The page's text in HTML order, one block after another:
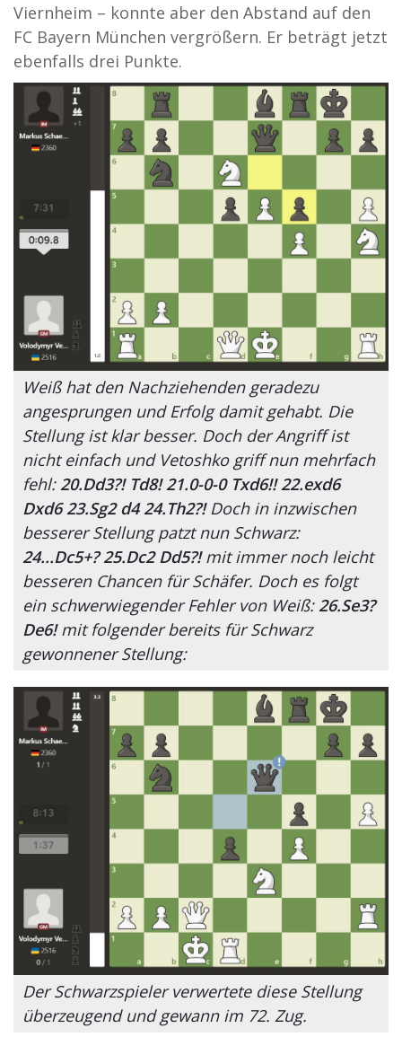
Viernheim – konnte aber den Abstand auf den
FC Bayern München vergrößern. Er beträgt jetzt
ebenfalls drei Punkte.
Weiß hat den Nachziehenden geradezu
angesprungen und Erfolg damit gehabt. Die
Stellung ist klar besser. Doch der Angriff ist
nicht einfach und Vetoshko griff nun mehrfach
fehl: 20.Dd3?! Td8! 21.0-0-0 Txd6!! 22.exd6
Dxd6 23.Sg2 d4 24.Th2?!Doch in inzwischen
besserer Stellung patzt nun Schwarz:
24...Dc5+? 25.Dc2 Dd5?!mit immer noch leicht
besseren Chancen für Schäfer. Doch es folgt
ein schwerwiegender Fehler von Weiß: 26.Se3?
De6!mit folgender bereits für Schwarz
gewonnener Stellung:
Der Schwarzspieler verwertete diese Stellung
überzeugend und gewann im 72. Zug.